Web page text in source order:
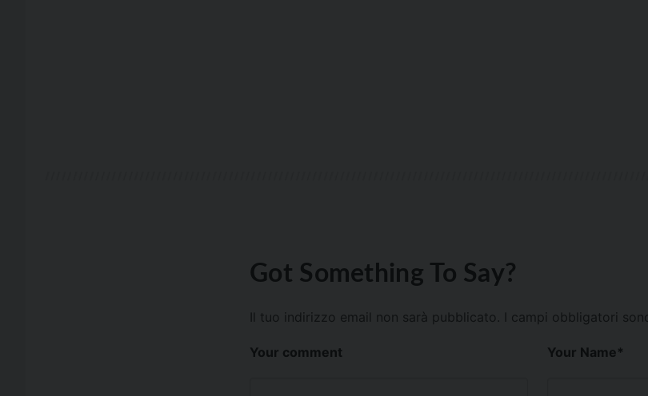
Got Something To Say?
Il tuo indirizzo email non sarà pubblicato. I campi obbligatori
Your comment Your Name*